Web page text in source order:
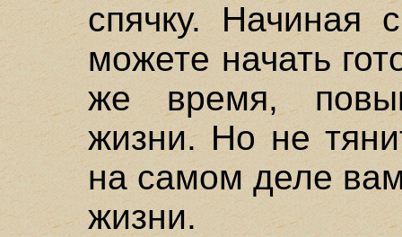
спячку. Начиная
можете начать
же время,
жизни. Но не
на самом деле
жизни.